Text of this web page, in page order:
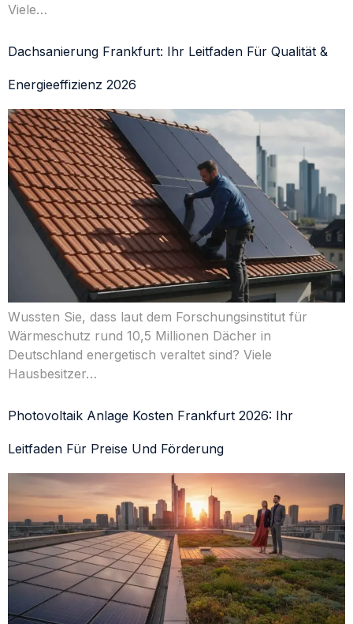
Viele…
Dachsanierung Frankfurt: Ihr Leitfaden Für Qualität &
Energieeffizienz 2026
Wussten Sie, dass laut dem Forschungsinstitut für
Wärmeschutz rund 10,5 Millionen Dächer in
Deutschland energetisch veraltet sind? Viele
Hausbesitzer…
Photovoltaik Anlage Kosten Frankfurt 2026: Ihr
Leitfaden Für Preise Und Förderung